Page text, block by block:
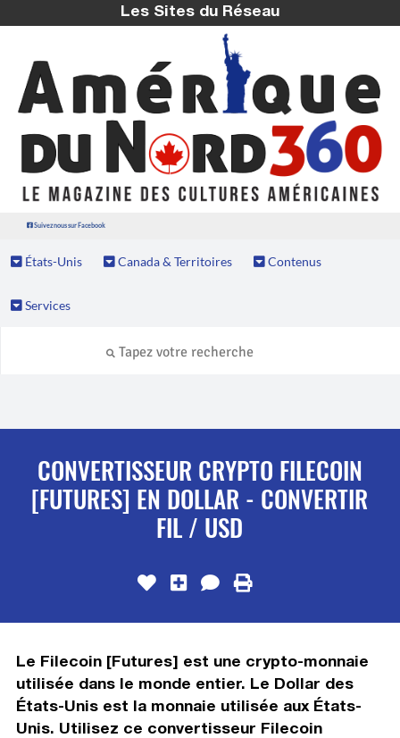
Les Sites du Réseau
Suivez nous sur Facebook
États-Unis Canada & Territoires Contenus
Services
CONVERTISSEUR CRYPTO FILECOIN
[FUTURES] EN DOLLAR - CONVERTIR
FIL / USD
Le Filecoin [Futures] est une crypto-monnaie
utilisée dans le monde entier. Le Dollar des
États-Unis est la monnaie utilisée aux États-
Unis. Utilisez ce convertisseur Filecoin